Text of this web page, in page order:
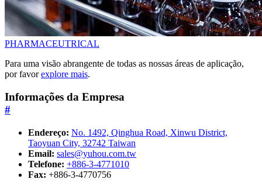
PHARMACEUTRICAL
Para uma visão abrangente de todas as nossas áreas de aplicação,
por favorexplore mais.
Informações da Empresa
#
Endereço: No. 1492, Qinghua Road, Xinwu District,
Taoyuan City, 32742 Taiwan
Email: sales@yuhou.com.tw
Telefone: +886-3-4771010
Fax: +886-3-4770756